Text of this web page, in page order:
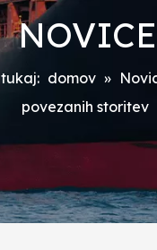
NOVICE
domov »
povezanih storitev